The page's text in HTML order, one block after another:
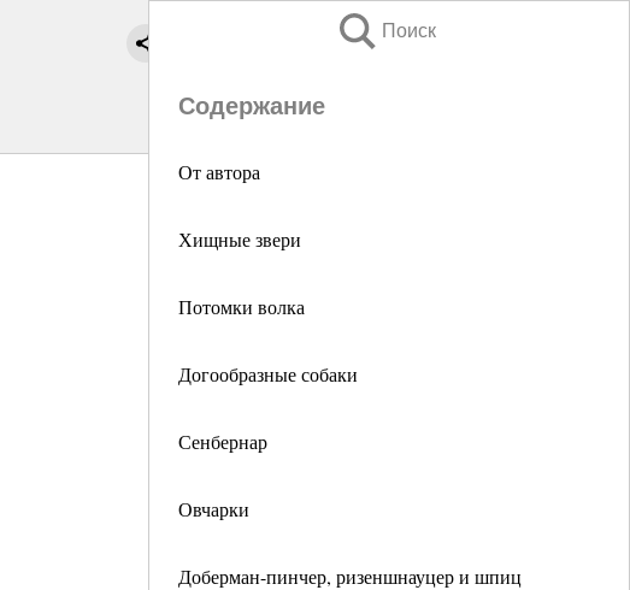
Поиск
Содержание
От автора
Хищные звери
Потомки волка
Догообразные собаки
Сенбернар
Овчарки
Доберман-пинчер, ризеншнауцер и шпиц